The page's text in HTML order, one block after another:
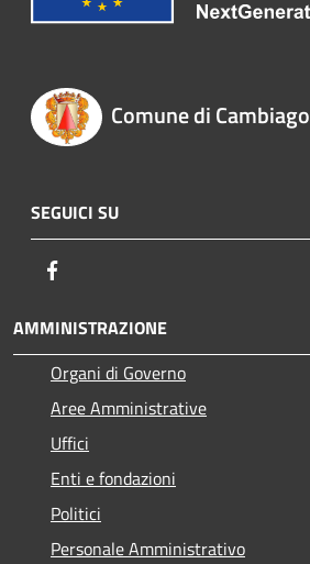
Comune di Cambiago
SEGUICI SU
AMMINISTRAZIONE
Organi di Governo
Aree Amministrative
Uffici
Enti e fondazioni
Politici
Personale Amministrativo